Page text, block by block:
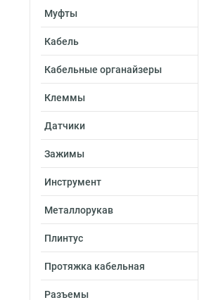
Муфты
Кабель
Кабельные органайзеры
Клеммы
Датчики
Зажимы
Инструмент
Металлорукав
Плинтус
Протяжка кабельная
Разъемы